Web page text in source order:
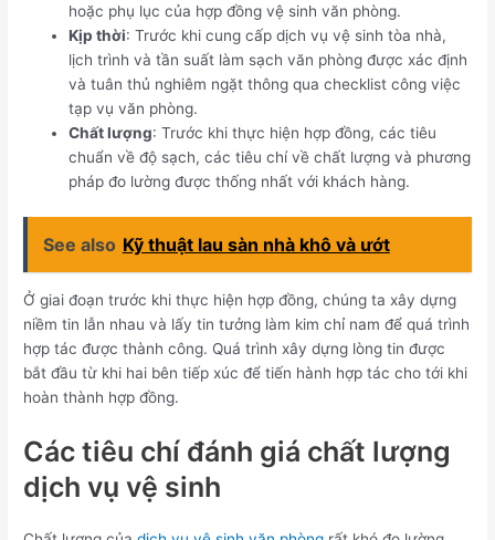
hoặc phụ lục của hợp đồng vệ sinh văn phòng.
Kịp thời: Trước khi cung cấp dịch vụ vệ sinh tòa nhà,
lịch trình và tần suất làm sạch văn phòng được xác định
và tuân thủ nghiêm ngặt thông qua checklist công việc
tạp vụ văn phòng.
Chất lượng: Trước khi thực hiện hợp đồng, các tiêu
chuẩn về độ sạch, các tiêu chí về chất lượng và phương
pháp đo lường được thống nhất với khách hàng.
See also Kỹ thuật lau sàn nhà khô và ướt
Ở giai đoạn trước khi thực hiện hợp đồng, chúng ta xây dựng
niềm tin lẫn nhau và lấy tin tưởng làm kim chỉ nam để quá trình
hợp tác được thành công. Quá trình xây dựng lòng tin được
bắt đầu từ khi hai bên tiếp xúc để tiến hành hợp tác cho tới khi
hoàn thành hợp đồng.
Các tiêu chí đánh giá chất lượng
dịch vụ vệ sinh